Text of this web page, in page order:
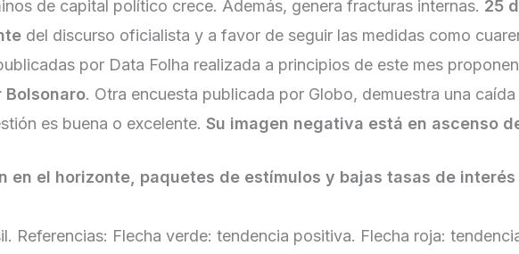
de capital político crece. Además, genera fracturas internas. 25
del discurso oficialista y a favor de seguir las medidas como
por Data Folha realizada a principios de este mes
Bolsonaro. Otra encuesta publicada por Globo, demuestra una
es buena o excelente. Su imagen negativa está en ascenso
en el horizonte, paquetes de estímulos y bajas tasas de interés
Referencias: Flecha verde: tendencia positiva. Flecha roja: